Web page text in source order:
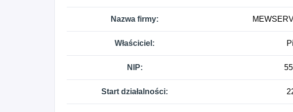
Nazwa firmy:
Właściciel:
NIP:
Start działalności: